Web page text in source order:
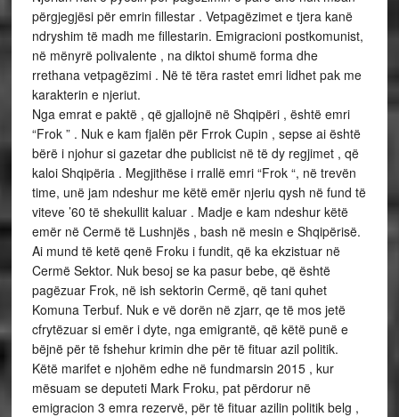
përgjegjësi për emrin fillestar . Vetpagëzimet e tjera kanë
ndryshim të madh me fillestarin. Emigracioni postkomunist,
në mënyrë polivalente , na diktoi shumë forma dhe
rrethana vetpagëzimi . Në të tëra rastet emri lidhet pak me
karakterin e njeriut.
Nga emrat e paktë , që gjallojnë në Shqipëri , është emri
“Frok ” . Nuk e kam fjalën për Frrok Cupin , sepse ai është
bërë i njohur si gazetar dhe publicist në të dy regjimet , që
kaloi Shqipëria . Megjithëse i rrallë emri “Frok “, në trevën
time, unë jam ndeshur me këtë emër njeriu qysh në fund të
viteve ’60 të shekullit kaluar . Madje e kam ndeshur këtë
emër në Cermë të Lushnjës , bash në mesin e Shqipërisë.
Ai mund të ketë qenë Froku i fundit, që ka ekzistuar në
Cermë Sektor. Nuk besoj se ka pasur bebe, që është
pagëzuar Frok, në ish sektorin Cermë, që tani quhet
Komuna Terbuf. Nuk e vë dorën në zjarr, qe të mos jetë
cfrytëzuar si emër i dyte, nga emigrantë, që këtë punë e
bëjnë për të fshehur krimin dhe për të fituar azil politik.
Këtë marifet e njohëm edhe në fundmarsin 2015 , kur
mësuam se deputeti Mark Froku, pat përdorur në
emigracion 3 emra rezervë, për të fituar azilin politik belg ,